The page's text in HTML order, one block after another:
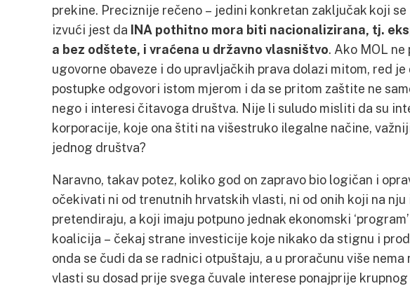
prekine. Preciznije rečeno – jedini konkretan zaključak koji se
izvući jest da INA pothitno mora biti nacionalizirana, tj.
a bez odštete, i vraćena u državno vlasništvo. Ako MOL
ugovorne obaveze i do upravljačkih prava dolazi mitom, red je
postupke odgovori istom mjerom i da se pritom zaštite ne
nego i interesi čitavoga društva. Nije li suludo misliti da su
korporacije, koje ona štiti na višestruko ilegalne načine,
jednog društva?
Naravno, takav potez, koliko god on zapravo bio logičan i
očekivati ni od trenutnih hrvatskih vlasti, ni od onih koji na nju
pretendiraju, a koji imaju potpuno jednak ekonomski
koalicija – čekaj strane investicije koje nikako da stignu i
onda se čudi da se radnici otpuštaju, a u proračunu više nema
vlasti su dosad prije svega čuvale interese ponajprije